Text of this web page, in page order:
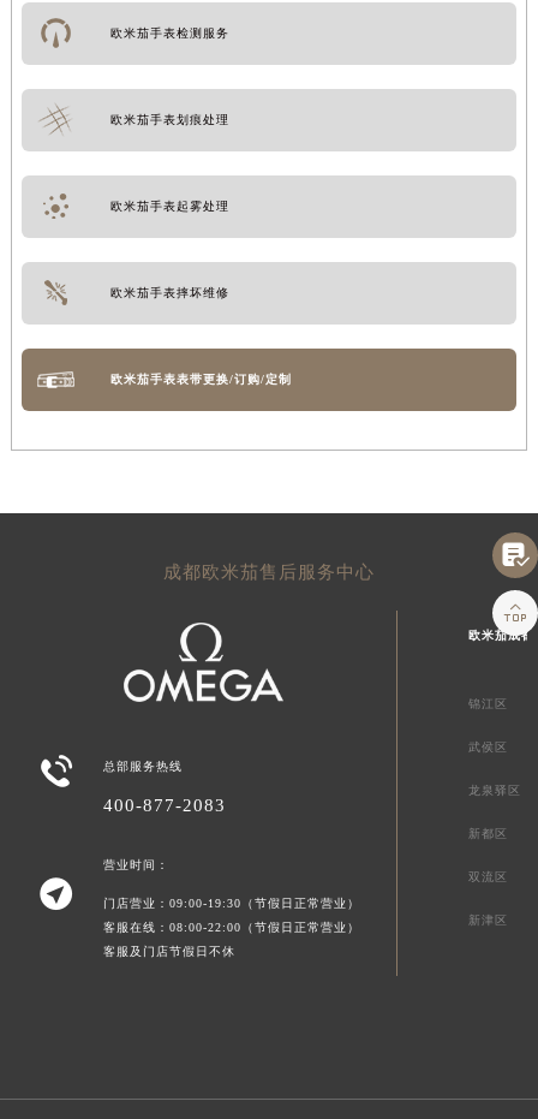
欧米茄手表检测服务
欧米茄手表划痕处理
欧米茄手表起雾处理
欧米茄手表摔坏维修
欧米茄手表表带更换/订购/定制
成都欧米茄售后服务中心
 总部服务热线
400-877-2083

营业时间：
门店营业：09:00-19:30（节假日正常营业）
客服在线：08:00-22:00（节假日正常营业）
客服及门店节假日不休
欧米茄成都
锦江区
武侯区
龙泉驿区
新都区
双流区
新津区

